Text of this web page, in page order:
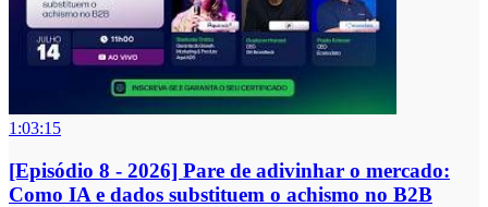
1:03:15
[Episódio 8 - 2026] Pare de adivinhar o mercado:
Como IA e dados substituem o achismo no B2B